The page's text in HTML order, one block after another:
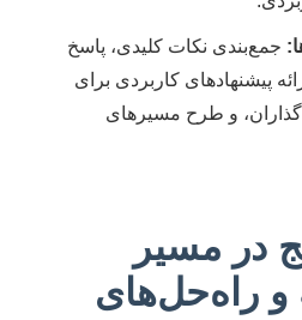
جمع‌بندی نکات کلیدی، پاسخ
پیشنهادهای کاربردی برای
و طرح مسیرهای
در مسیر
و راه‌حل‌های